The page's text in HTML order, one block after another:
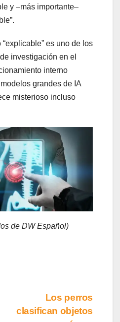
y –más importante–
“explicable” es uno de los
investigación en el
interno
grandes de IA
misterioso incluso
de DW Español)
Los perros
clasifican objetos